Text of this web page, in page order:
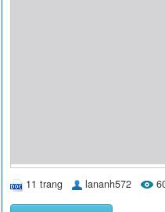
11 trang lananh572